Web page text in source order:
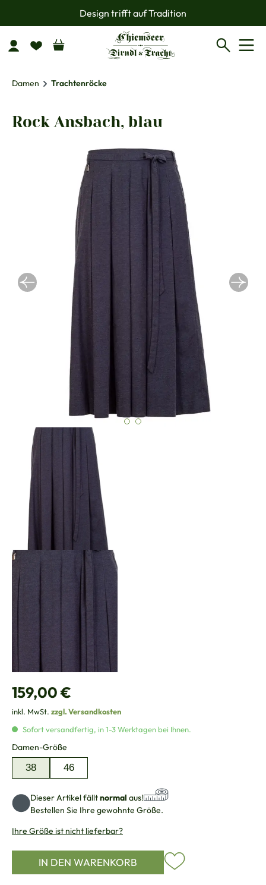
Zum Hauptinhalt springenDesign trifft auf Tradition
Damen Trachtenröcke
Rock Ansbach, blau
Regulärer Preis:
159,00 €
inkl. MwSt. zzgl. Versandkosten
Sofort versandfertig, in 1-3 Werktagen bei Ihnen.
Damen-Größe
38 46
Dieser Artikel fälltnormal aus!
Bestellen Sie Ihre gewohnte Größe.
Ihre Größe ist nicht lieferbar?
IN DEN WARENKORB